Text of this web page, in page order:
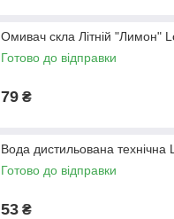
Омивач скла Літній "Лимон"
Готово до відправки
79 ₴
Вода дистильована технічна
Готово до відправки
53 ₴